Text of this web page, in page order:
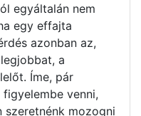
egyáltalán nem
egy effajta
azonban az,
a
Íme, pár
venni,
szeretnénk mozogni